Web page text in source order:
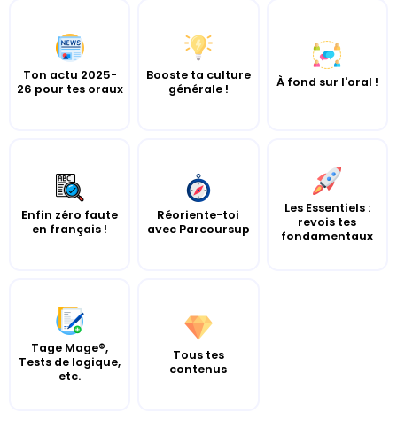
Ton actu 2025-
26 pour tes oraux
Booste ta culture
générale !
À fond sur l'oral !
Enfin zéro faute
en français !
Réoriente-toi
avec Parcoursup
Les Essentiels :
revois tes
fondamentaux
Tage Mage®,
Tests de logique,
etc.
Tous tes
contenus